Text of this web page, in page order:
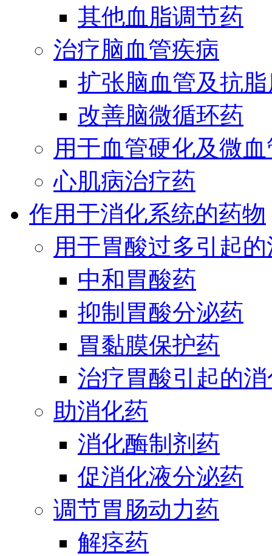
其他血脂调节药
治疗脑血管疾病
扩张脑血管及抗
改善脑微循环药
用于血管硬化及微
心肌病治疗药
作用于消化系统的药物
用于胃酸过多引起
中和胃酸药
抑制胃酸分泌药
胃黏膜保护药
治疗胃酸引起的
助消化药
消化酶制剂药
促消化液分泌药
调节胃肠动力药
解痉药